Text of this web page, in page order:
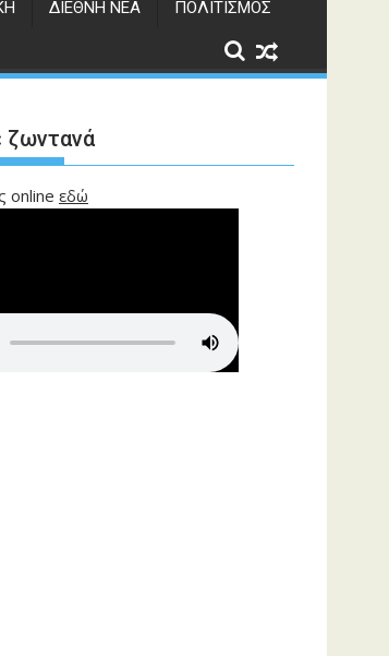
ΔΙΕΘΝΉ ΝΈΑ ΠΟΛΙΤΙΣΜΌΣ
ζωντανά
online εδώ